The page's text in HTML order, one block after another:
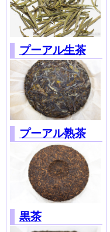
プーアル生茶
プーアル熟茶
黒茶